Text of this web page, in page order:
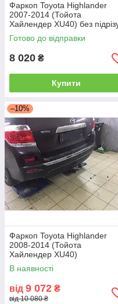
2. Вертикальний
Фаркоп Toyota Highlander
2007-2014 (Тойота
Хайлендер XU40) без
бампера
Готово до відправки
8 020 ₴
Купити
–10%
Фаркоп Toyota Highlander
2008-2014 (Тойота
Хайлендер XU40)
оцинкований
В наявності
від 9 072 ₴
від 10 080 ₴